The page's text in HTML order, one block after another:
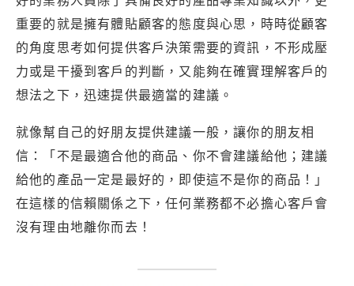
重要的就是擁有體貼顧客的態度與心思，時時從顧客
的角度思考如何提供客戶決策需要的資訊，不形成壓
力或是干擾到客戶的判斷，又能夠在確實理解客戶的
想法之下，迅速提供最適當的建議。
就像幫自己的好朋友提供建議一般，讓你的朋友相
信：「不是最適合他的商品、你不會建議給他；建議
給他的產品一定是最好的，即使這不是你的商品！」
在這樣的信賴關係之下，任何業務都不必擔心客戶會
沒有理由地離你而去！